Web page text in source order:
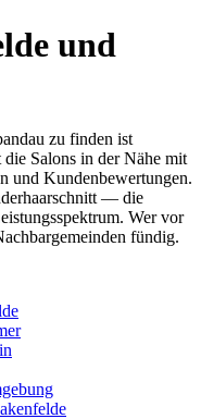
und
zu finden ist
Salons in der Nähe mit
und Kundenbewertungen.
— die
Wer vor
fündig.